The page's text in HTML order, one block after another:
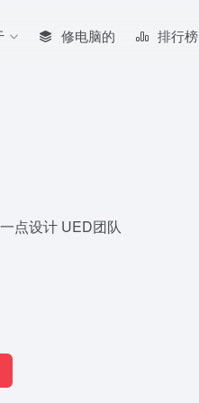
修电脑的 排行榜
点设计 UED团队